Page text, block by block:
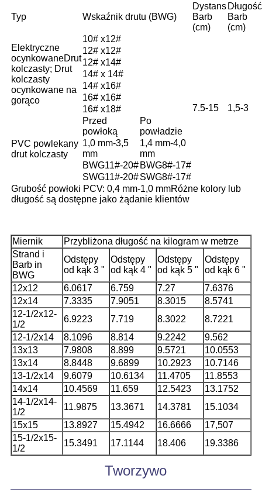
Typ Wskaźnik drutu (BWG)
Dystans
Barb
(cm)
Długość
Barb
(cm)
Elektryczne
ocynkowaneDrut
kolczasty; Drut
kolczasty
ocynkowane na
gorąco
10# x12#
7.5-15 1,5-3
12# x12#
12# x14#
14# x 14#
14# x16#
16# x16#
16# x18#
PVC powlekany
drut kolczasty
Przed
powłoką
Po
powładzie
1,0 mm-3,5
mm
1,4 mm-4,0
mm
BWG11#-20# BWG8#-17#
SWG11#-20#SWG8#-17#
Grubość powłoki PCV: 0,4 mm-1,0 mmRóżne kolory lub
długość są dostępne jako żądanie klientów
Miernik
Przybliżona długość na kilogram w metrze
Strand i
Barb in
BWG
Odstępy
od kąk 3 "
Odstępy
od kąk 4 "
Odstępy
od kąk 5 "
Odstępy
od kąk 6 "
12x12
6.0617 6.759 7.27
7.6376
12x14
7.3335 7.9051 8.3015
8.5741
12-1/2x12-
1/2
6.9223 7.719 8.3022
8.7221
12-1/2x14
8.1096 8.814 9.2242
9.562
13x13
7.9808 8.899 9.5721
10.0553
13x14
8.8448 9.6899 10.2923
10.7146
13-1/2x14
9.6079 10.6134 11.4705
11.8553
14x14
10.4569 11.659 12.5423
13.1752
14-1/2x14-
1/2
11.9875 13.3671 14.3781
15.1034
15x15
13.8927 15.4942 16.6666
17,507
15-1/2x15-
1/2
15.3491 17.1144 18.406 19.3386
Tworzywo